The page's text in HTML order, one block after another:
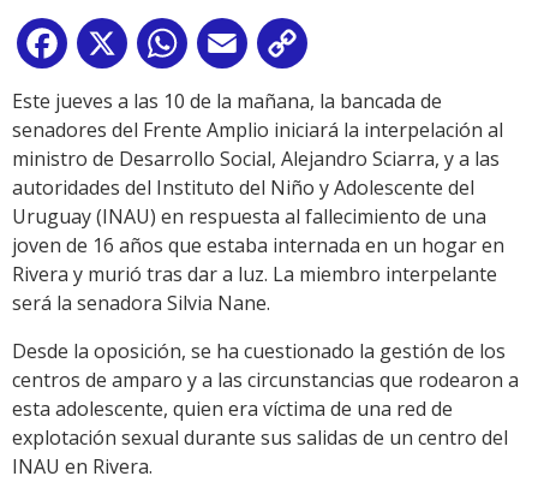
Facebook
X WhatsApp
Email
Link
Este jueves a las 10 de la mañana, la bancada de
senadores del Frente Amplio iniciará la interpelación al
ministro de Desarrollo Social, Alejandro Sciarra, y a las
autoridades del Instituto del Niño y Adolescente del
Uruguay (INAU) en respuesta al fallecimiento de una
joven de 16 años que estaba internada en un hogar en
Rivera y murió tras dar a luz. La miembro interpelante
será la senadora Silvia Nane.
Desde la oposición, se ha cuestionado la gestión de los
centros de amparo y a las circunstancias que rodearon a
esta adolescente, quien era víctima de una red de
explotación sexual durante sus salidas de un centro del
INAU en Rivera.